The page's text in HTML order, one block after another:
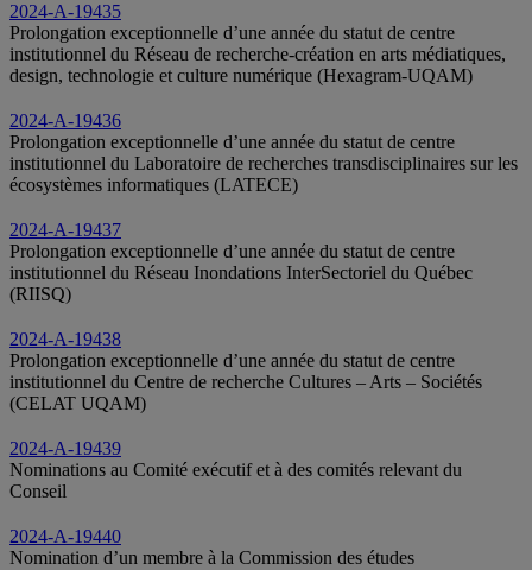
2024-A-19435
Prolongation exceptionnelle d’une année du statut de centre
institutionnel du Réseau de recherche-création en arts médiatiques,
design, technologie et culture numérique (Hexagram-UQAM)
2024-A-19436
Prolongation exceptionnelle d’une année du statut de centre
institutionnel du Laboratoire de recherches transdisciplinaires sur les
écosystèmes informatiques (LATECE)
2024-A-19437
Prolongation exceptionnelle d’une année du statut de centre
institutionnel du Réseau Inondations InterSectoriel du Québec
(RIISQ)
2024-A-19438
Prolongation exceptionnelle d’une année du statut de centre
institutionnel du Centre de recherche Cultures – Arts – Sociétés
(CELAT UQAM)
2024-A-19439
Nominations au Comité exécutif et à des comités relevant du
Conseil
2024-A-19440
Nomination d’un membre à la Commission des études